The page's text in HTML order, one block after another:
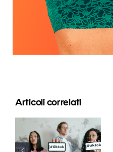
Articoli correlati
Migliori app
di editing